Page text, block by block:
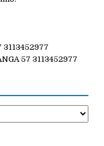
3113452977
57 3113452977